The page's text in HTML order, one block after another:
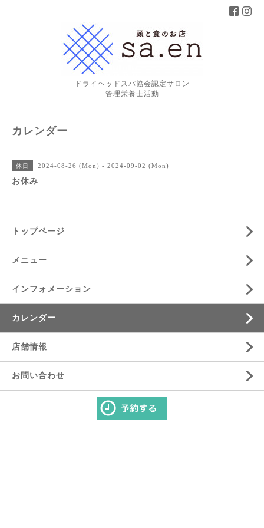
ドライヘッドスパ協会認定サロン
管理栄養士活動
カレンダー
休日 2024-08-26 (Mon) - 2024-09-02 (Mon)
お休み
トップページ
メニュー
インフォメーション
カレンダー
店舗情報
お問い合わせ